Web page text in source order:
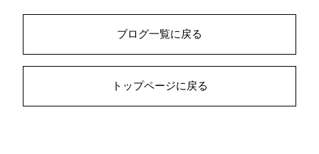
ブログ一覧に戻る
トップページに戻る